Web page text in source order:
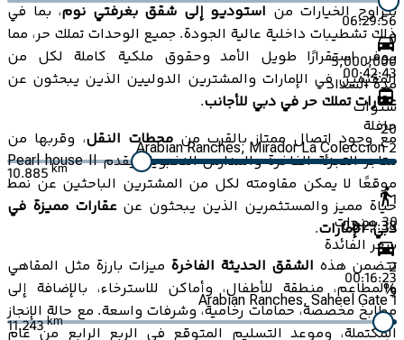
تتراوح الخيارات من استوديو إلى شقق بغرفتي نوم، بما في
ذلك تشطيبات داخلية عالية الجودة. جميع الوحدات تملك حر، مما
يوفر استقرارًا طويل الأمد وحقوق ملكية كاملة لكل من
المقيمين في الإمارات والمشترين الدوليين الذين يبحثون عن
عقارات تملك حر في دبي للأجانب.
مع وجود اتصال ممتاز بالقرب منمحطات النقل، وقربها من
متاجر التجزئة الفاخرة والمدارس النخبوية، يقدم Pearl house II
موقعًا لا يمكن مقاومته لكل من المشترين الباحثين عن نمط
حياة مميز والمستثمرين الذين يبحثون عنعقارات مميزة في
دبي، الإمارات.
تتضمن هذه الشقق الحديثة الفاخرة ميزات بارزة مثل المقاهي
والمطاعم، منطقة للأطفال، وأماكن للاسترخاء، بالإضافة إلى
مطابخ مخصصة، حمامات رخامية، وشرفات واسعة. مع حالة الإنجاز
المكتملة، وموعد التسليم المتوقع في الربع الرابع من عام
06:29:56
00:42:43
حافلة
Arabian Ranches, Mirador La Coleccion 2
10.885km
02:29:38
00:16:23
Arabian Ranches, Saheel Gate 1
11.243km
0
5,000,000
مدة السداد
سنوات
20
1
30 سنوات
سعر الفائدة
2
%